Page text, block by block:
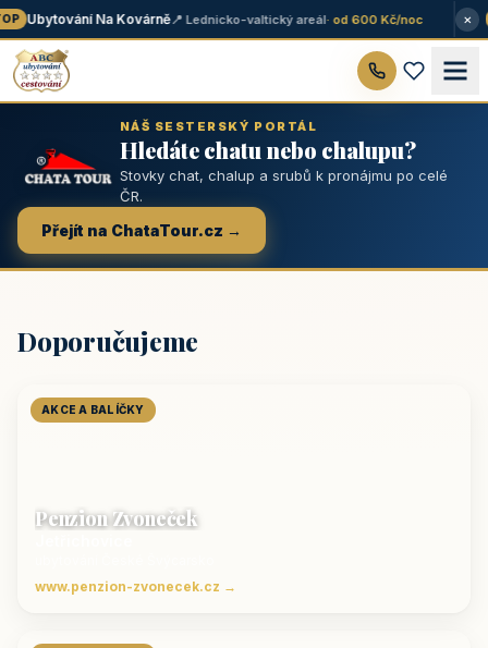
Ubytování Na Kovárně📍 Lednicko-valtický areál· od 600 Kč/noc ×
NÁŠ SESTERSKÝ PORTÁL
Hledáte chatu nebo chalupu?
Stovky chat, chalup a srubů k pronájmu po celé
ČR.
Přejít na ChataTour.cz →
Doporučujeme
AKCE A BALÍČKY
Penzion Zvoneček
www.penzion-zvonecek.cz →